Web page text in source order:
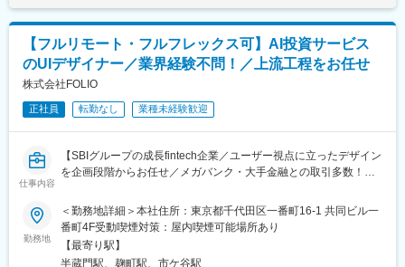
る人材を募集します。
変更の範囲：当社における各種業務全般
・サイト内に掲載される広告LPのデザイン
・HTMLメールや広告バナー・SNS画像などWEBマーケティング
に必要なデザイン
・学会で配るチラシやリーフレット・会員獲得のためのダイレク
トメールのデザイン
■働き方
残業時間は10～20時間程とワークライフバランスを整えやすい環
境です。
全国フルリモート制を導入しており、場所を縛られず拡大中の自
四半期に一回程度の対面で会うキックオフの機会もご用意してお
ります。
■当社について：
【フルリモート・フルフレックス可】AI投資サービス
のUIデザイナー／業界経験不問！／上流工程をお任せ
株式会社FOLIO
正社員 転勤なし 業種未経験歓迎
仕事内容
【SBIグループの成長fintech企業／ユーザー視点に立ったデザイン
を企画段階からお任せ／メガバンク・大手金融との取引多数！／
100%】
資産運用ロボアドバイザーおよびファンドラップ事業を手掛け急
成長している同社でUIデザイナーをお任せします。
勤務地
＜勤務地詳細＞本社住所：東京都千代田区一番町16-1 共同ビル一
番町4F受動喫煙対策：屋内喫煙可能場所あり
【最寄り駅】
半蔵門駅、麹町駅、市ケ谷駅